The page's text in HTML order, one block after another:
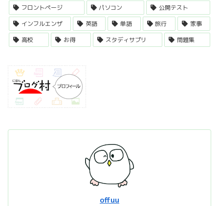
フロントページ
パソコン
公開テスト
インフルエンザ
英語 単語 旅行
家事
高校
お得 スタディサプリ 問題集
offuu